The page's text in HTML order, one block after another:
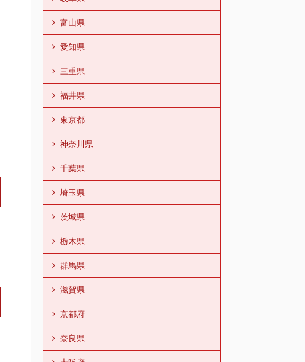
富山県
愛知県
三重県
福井県
東京都
神奈川県
千葉県
埼玉県
茨城県
栃木県
群馬県
滋賀県
京都府
奈良県